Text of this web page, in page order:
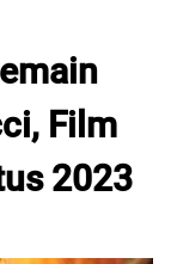
Film
2023